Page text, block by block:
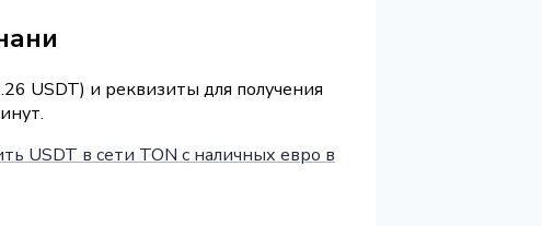
USDT) и реквизиты для получения
USDT в сети TON с наличных евро в